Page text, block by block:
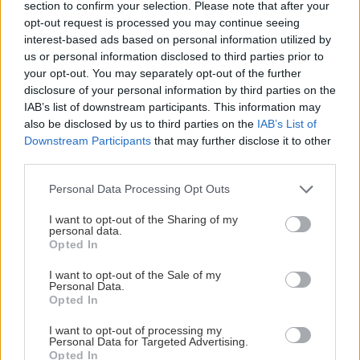
section to confirm your selection. Please note that after your
opt-out request is processed you may continue seeing
interest-based ads based on personal information utilized by
us or personal information disclosed to third parties prior to
your opt-out. You may separately opt-out of the further
disclosure of your personal information by third parties on the
IAB’s list of downstream participants. This information may
also be disclosed by us to third parties on the IAB’s List of
Downstream Participants that may further disclose it to other
Personal Data Processing Opt Outs
I want to opt-out of the Sharing of my
personal data.
Opted In
I want to opt-out of the Sale of my
Personal Data.
Opted In
I want to opt-out of processing my
Personal Data for Targeted Advertising.
Opted In
ΡΟΗ ΕΙΔΗΣΕΩΝ
00:00
ΣΧΕΣΕΙΣ ΚΑΙ SEX
Πώς θα καταλάβεις ότι ένας άνθρωπος δεν
μπήκε τυχαία στη ζωή σου
00:00
ΣΧΕΣΕΙΣ ΚΑΙ SEX
Μικρές αλλαγές που μπορούν να φέρουν ξανά
Ο Τζέιμς Κάμερον φαίνεται έτοιμος να αφήσει
πίσω του το «Avatar»
ΕΠΙΣΤΗΜΗ